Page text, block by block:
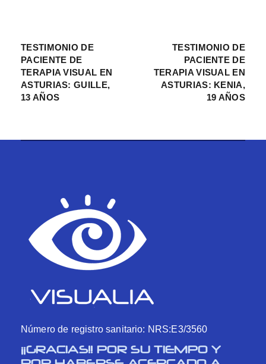
TESTIMONIO DE
PACIENTE DE
TERAPIA VISUAL EN
ASTURIAS: GUILLE,
13 AÑOS
TESTIMONIO DE
PACIENTE DE
TERAPIA VISUAL EN
ASTURIAS: KENIA,
19 AÑOS
Número de registro sanitario: NRS:E3/3560
¡¡GRACIAS!! POR SU TIEMPO Y